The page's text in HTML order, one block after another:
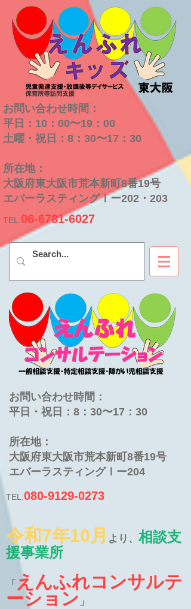
お問い合わせ時間：
平日：10：00〜19：00
​土曜・祝日：8：30〜17：30
​所在地：
大阪府東大阪市荒本新町8番19号
​エバーラスティングⅠー202・203
TEL:06-6781-6027
お問い合わせ時間：
平日・祝日：8：30〜17：30
​所在地：
大阪府東大阪市荒本新町8番19号
​エバーラスティングⅠー204
TEL:080-9129-0273
令和7年10月 より、 相談支
援事業所
「 えんふれコンサルテ
ーション 」